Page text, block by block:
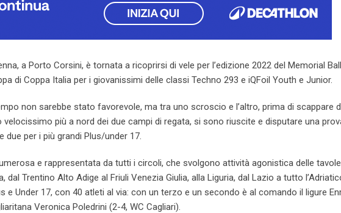
a Porto Corsini, è tornata a ricoprirsi di vele per l’edizione 2022 del Memorial
di Coppa Italia per i giovanissimi delle classi Techno 293 e iQFoil Youth e Junior.
non sarebbe stato favorevole, ma tra uno scroscio e l’altro, prima di scappare
più a nord dei due campi di regata, si sono riuscite e disputare una
due per i più grandi Plus/under 17.
e rappresentata da tutti i circoli, che svolgono attività agonistica delle
dal Trentino Alto Adige al Friuli Venezia Giulia, alla Liguria, dal Lazio a tutto
e Under 17, con 40 atleti al via: con un terzo e un secondo è al comando il ligure
Veronica Poledrini (2-4, WC Cagliari).